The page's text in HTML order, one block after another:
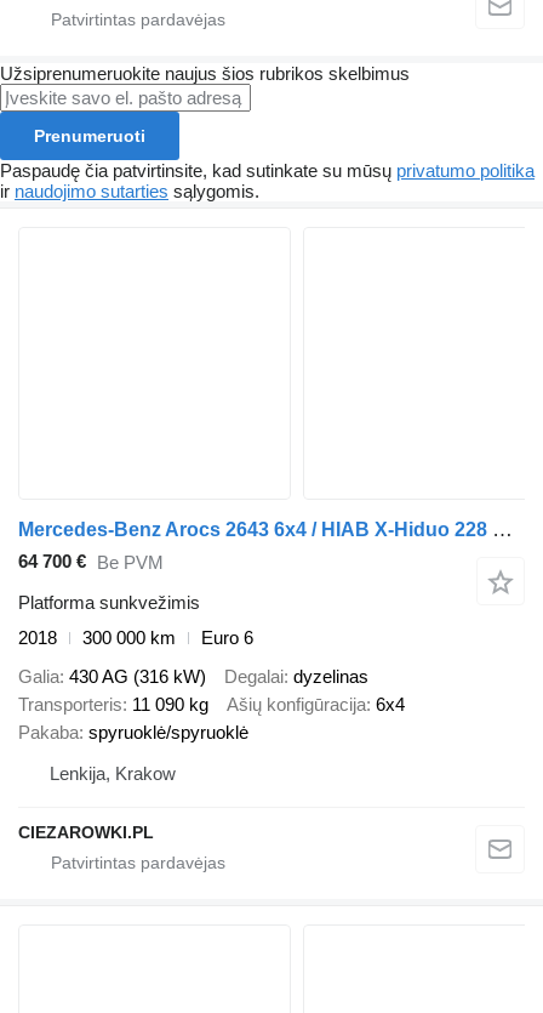
Užsiprenumeruokite naujus šios rubrikos skelbimus
Prenumeruoti
Paspaudę čia patvirtinsite, kad sutinkate su mūsų privatumo politika
ir naudojimo sutarties sąlygomis.
Mercedes-Benz Arocs 2643 6x4 / HIAB X-Hiduo 228 E-4 crane / remote control / P
64 700 € Be PVM
Platforma sunkvežimis
2018
300 000 km
Euro 6
Galia 430 AG (316 kW) Degalai dyzelinas
Transporteris 11 090 kg Ašių konfigūracija 6x4
Pakaba spyruoklė/spyruoklė
Lenkija, Krakow
CIEZAROWKI.PL